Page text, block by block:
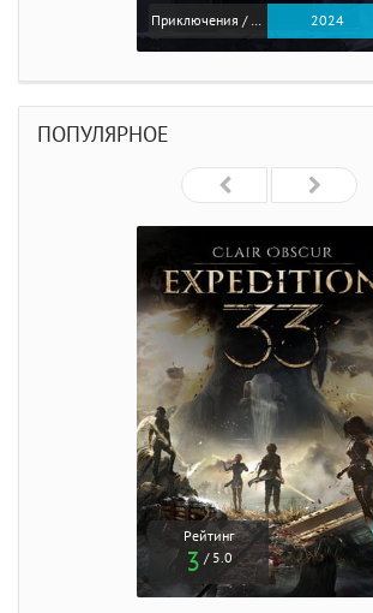
Приключения / Экшен 2024
ПОПУЛЯРНОЕ
Рейтинг
3 / 5.0